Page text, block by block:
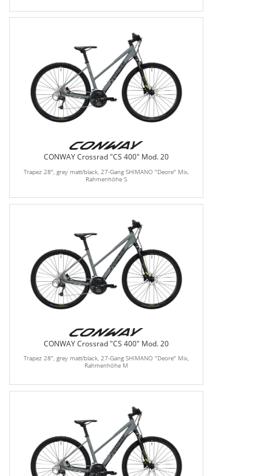
CONWAY Crossrad "CS 400" Mod. 20
Trapez 28", grey matt/black, 27-Gang SHIMANO "Deore" Mix,
Rahmenhöhe S
CONWAY Crossrad "CS 400" Mod. 20
Trapez 28", grey matt/black, 27-Gang SHIMANO "Deore" Mix,
Rahmenhöhe M